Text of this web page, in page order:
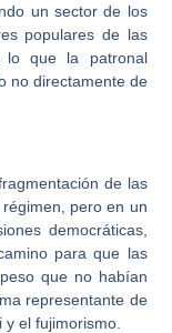
un sector de los
populares de las
lo que la patronal
no directamente de
de las
pero en un
democráticas,
para que las
que no habían
representante de
el fujimorismo.